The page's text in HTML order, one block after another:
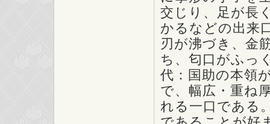
交じり、足が長
かるなどの出来
刃が沸づき、金
ち、匂口がふっ
代：国助の本領
で、幅広・重ね
れる一口である